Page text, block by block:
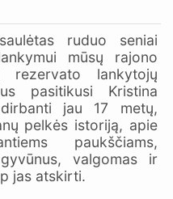
ruduo seniai
mūsų rajono
rezervato lankytojų
pasitikusi Kristina
jau 17 metų,
pelkės istoriją, apie
paukščiams,
valgomas ir
jas atskirti.